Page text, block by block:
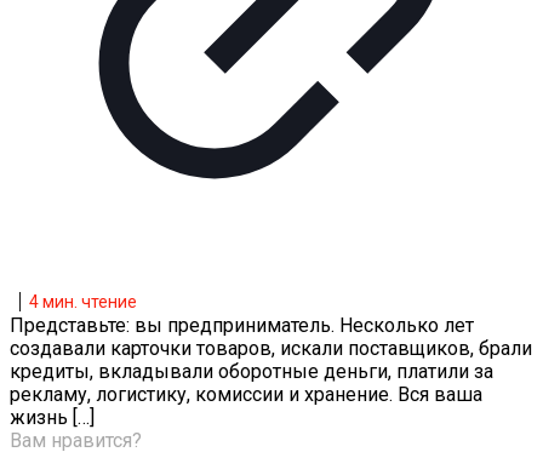
4мин. чтение
Представьте: вы предприниматель. Несколько лет
создавали карточки товаров, искали поставщиков, брали
кредиты, вкладывали оборотные деньги, платили за
рекламу, логистику, комиссии и хранение. Вся ваша
жизнь […]
Вам нравится?